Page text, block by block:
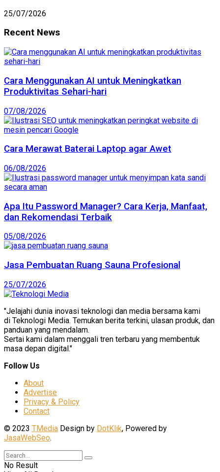
25/07/2026
Recent News
Cara Menggunakan AI untuk Meningkatkan
Produktivitas Sehari-hari
07/08/2026
Cara Merawat Baterai Laptop agar Awet
06/08/2026
Apa Itu Password Manager? Cara Kerja, Manfaat,
dan Rekomendasi Terbaik
05/08/2026
Jasa Pembuatan Ruang Sauna Profesional
25/07/2026
"Jelajahi dunia inovasi teknologi dan media bersama kami
di Teknologi Media. Temukan berita terkini, ulasan produk, dan
panduan yang mendalam.
Sertai kami dalam menggali tren terbaru yang membentuk
masa depan digital."
Follow Us
About
Advertise
Privacy & Policy
Contact
© 2023 TMedia Design by DotKlik, Powered by
JasaWebSeo.
No Result